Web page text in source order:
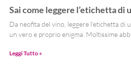
Sai come leggere l’etichetta di
Da neofita del vino, leggere l’etichetta di
un vero e proprio enigma. Moltissime
Leggi Tutto »